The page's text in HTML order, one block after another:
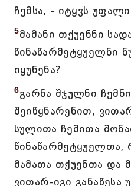
ჩემსა, - იტყჳს
5მამანი თქუენნი
წინაწარმეტყუელნი
იყუნენა?
6გარნა შჯულნი
შეიწყნარენით,
სულითა ჩემითა
წინაწარმეტყუელთა,
მამათა თქუენთა და
ვითარ-იგი